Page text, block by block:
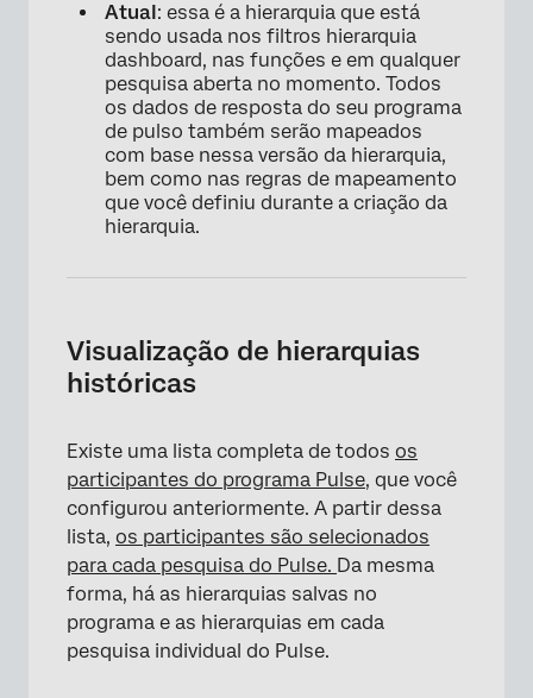
×
Atual : essa é a hierarquia que está
sendo usada nos filtros hierarquia
dashboard, nas funções e em qualquer
pesquisa aberta no momento. Todos
os dados de resposta do seu programa
de pulso também serão mapeados
com base nessa versão da hierarquia,
bem como nas regras de mapeamento
que você definiu durante a criação da
hierarquia.
Visualização de hierarquias
históricas
Existe uma lista completa de todos os
participantes do programa Pulse, que você
configurou anteriormente. A partir dessa
lista, os participantes são selecionados
para cada pesquisa do Pulse. Da mesma
forma, há as hierarquias salvas no
programa e as hierarquias em cada
pesquisa individual do Pulse.